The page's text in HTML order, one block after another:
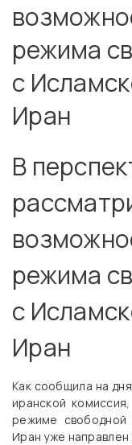
режима
с
Иран
В
режима
с
Иран
Как сообщила на
иранской
режиме свободной
Иран уже